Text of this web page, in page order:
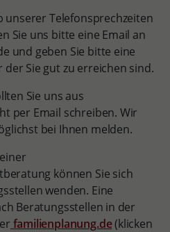
unserer Telefonsprechzeiten
Sie uns bitte eine Email an
und geben Sie bitte eine
Sie gut zu erreichen sind.
Sie uns aus
per Email schreiben. Wir
bei Ihnen melden.
können Sie sich
wenden. Eine
Beratungsstellen in der
familienplanung.de(klicken